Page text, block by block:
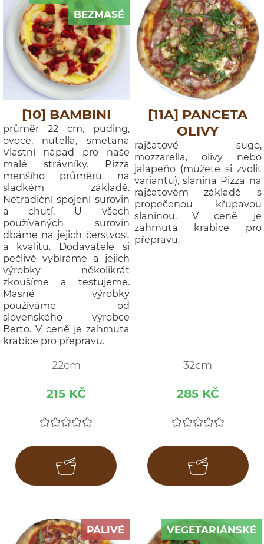
BEZMASÉ
[10] BAMBINI
průměr 22 cm, puding,
ovoce, nutella, smetana
Vlastní nápad pro naše
malé strávníky. Pizza
menšího průměru na
sladkém základě.
Netradiční spojení surovin
a chutí. U všech
používaných surovin
dbáme na jejich čerstvost
a kvalitu. Dodavatele si
pečlivě vybíráme a jejich
výrobky několikrát
zkoušíme a testujeme.
Masné výrobky
používáme od
slovenského výrobce
Berto. V ceně je zahrnuta
krabice pro přepravu.
22cm
215 KČ
[11A] PANCETA
OLIVY
rajčatové sugo,
mozzarella, olivy nebo
jalapeňo (můžete si zvolit
variantu), slanina Pizza na
rajčatovém základě s
propečenou křupavou
slaninou. V ceně je
zahrnuta krabice pro
přepravu.
32cm
285 KČ
PÁLIVÉ
VEGETARIÁNSKÉ